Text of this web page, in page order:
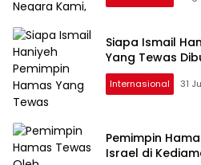
Siapa Ismail
Yang Tewas
Internasional 31
Pemimpin
Israel di